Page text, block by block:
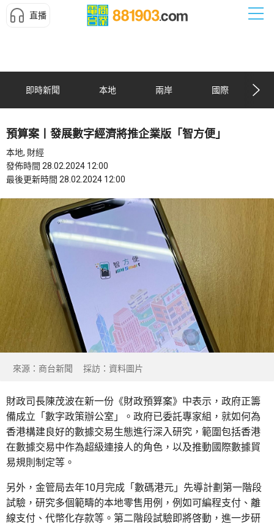
直播
即時新聞 本地 兩岸 國際
預算案丨發展數字經濟將推企業版「智方便」
本地, 財經
發佈時間 28.02.2024 12:00
最後更新時間 28.02.2024 12:00
來源：商台新聞 採訪：資料圖片
財政司長陳茂波在新一份《財政預算案》中表示，政府正籌
備成立「數字政策辦公室」。政府已委託專家組，就如何為
香港構建良好的數據交易生態進行深入研究，範圍包括香港
在數據交易中作為超級連接人的角色，以及推動國際數據貿
易規則制定等。
另外，金管局去年10月完成「數碼港元」先導計劃第一階段
試驗，研究多個範疇的本地零售用例，例如可編程支付、離
線支付、代幣化存款等。第二階段試驗即將啓動，進一步研